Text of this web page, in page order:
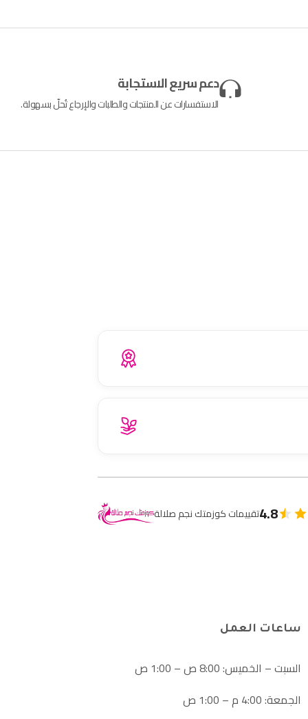
دعم سريع الاستجابة
الاستفسارات عن المنتجات والطلبات والإرجاع تُحلّ بسهولة.
4.8تقييمات كوزمتك نجم صلالة
ساعات العمل
السبت – الخميس: 8:00 ص – 1:00 ص
الجمعة: 4:00 م – 1:00 ص